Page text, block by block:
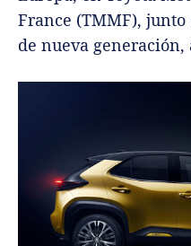
France (TMMF),
de nueva generación,